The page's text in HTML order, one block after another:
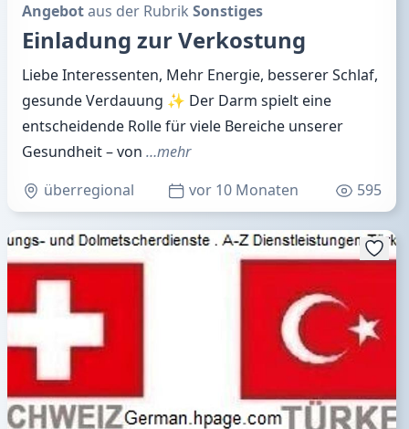
Angebotaus der Rubrik Sonstiges
Einladung zur Verkostung
Liebe Interessenten, Mehr Energie, besserer Schlaf,
gesunde Verdauung ✨ Der Darm spielt eine
entscheidende Rolle für viele Bereiche unserer
Gesundheit – von …mehr
überregional
vor 10 Monaten 595